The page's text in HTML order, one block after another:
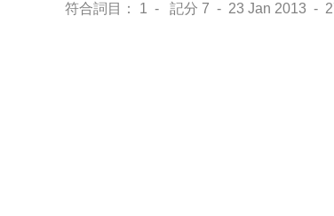
符合詞目： 1 - 記分 7 - 23 Jan 2013 -